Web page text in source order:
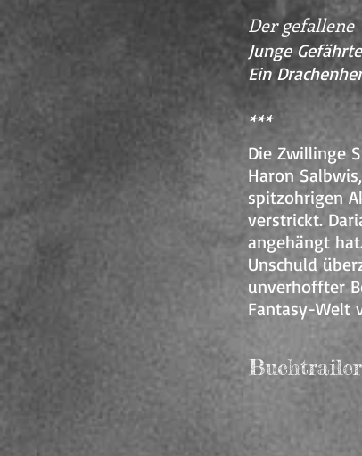
Der gefallene
Junge
Ein
***
Die Zwillinge
Haron
spitzohrigen
verstrickt.
angehängt
Unschuld
unverhoffter
Fantasy-Welt
Buchtrailer